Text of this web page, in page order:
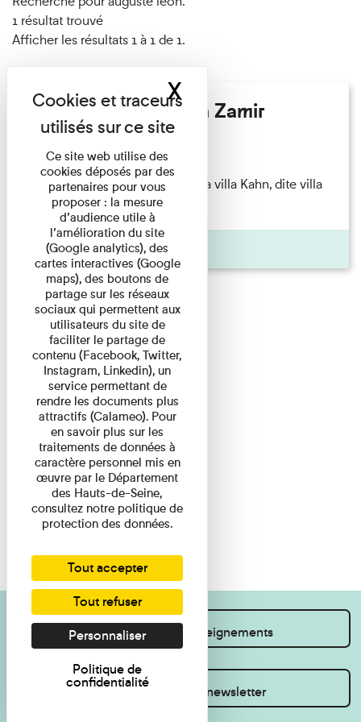
1 résultat trouvé
Afficher les résultats 1 à 1 de 1.
Hélène Gaudy - Villa Zamir
Lecture
couchant) [Angle nord-est de la villa Kahn, dite villa
Zamir et lumières du ...
Pages
Je souhaite des renseignements
Inscrivez-vous à la newsletter
Ce site web utilise des
cookies déposés par des
partenaires pour vous
proposer : la mesure
d’audience utile à
l’amélioration du site
(Google analytics), des
cartes interactives (Google
maps), des boutons de
partage sur les réseaux
sociaux qui permettent aux
utilisateurs du site de
faciliter le partage de
contenu (Facebook, Twitter,
Instagram, Linkedin), un
service permettant de
rendre les documents plus
attractifs (Calameo). Pour
en savoir plus sur les
traitements de données à
caractère personnel mis en
œuvre par le Département
des Hauts-de-Seine,
consultez notre politique de
protection des données.
Tout accepter
Tout refuser
Personnaliser
Politique de
confidentialité
XMasquer le